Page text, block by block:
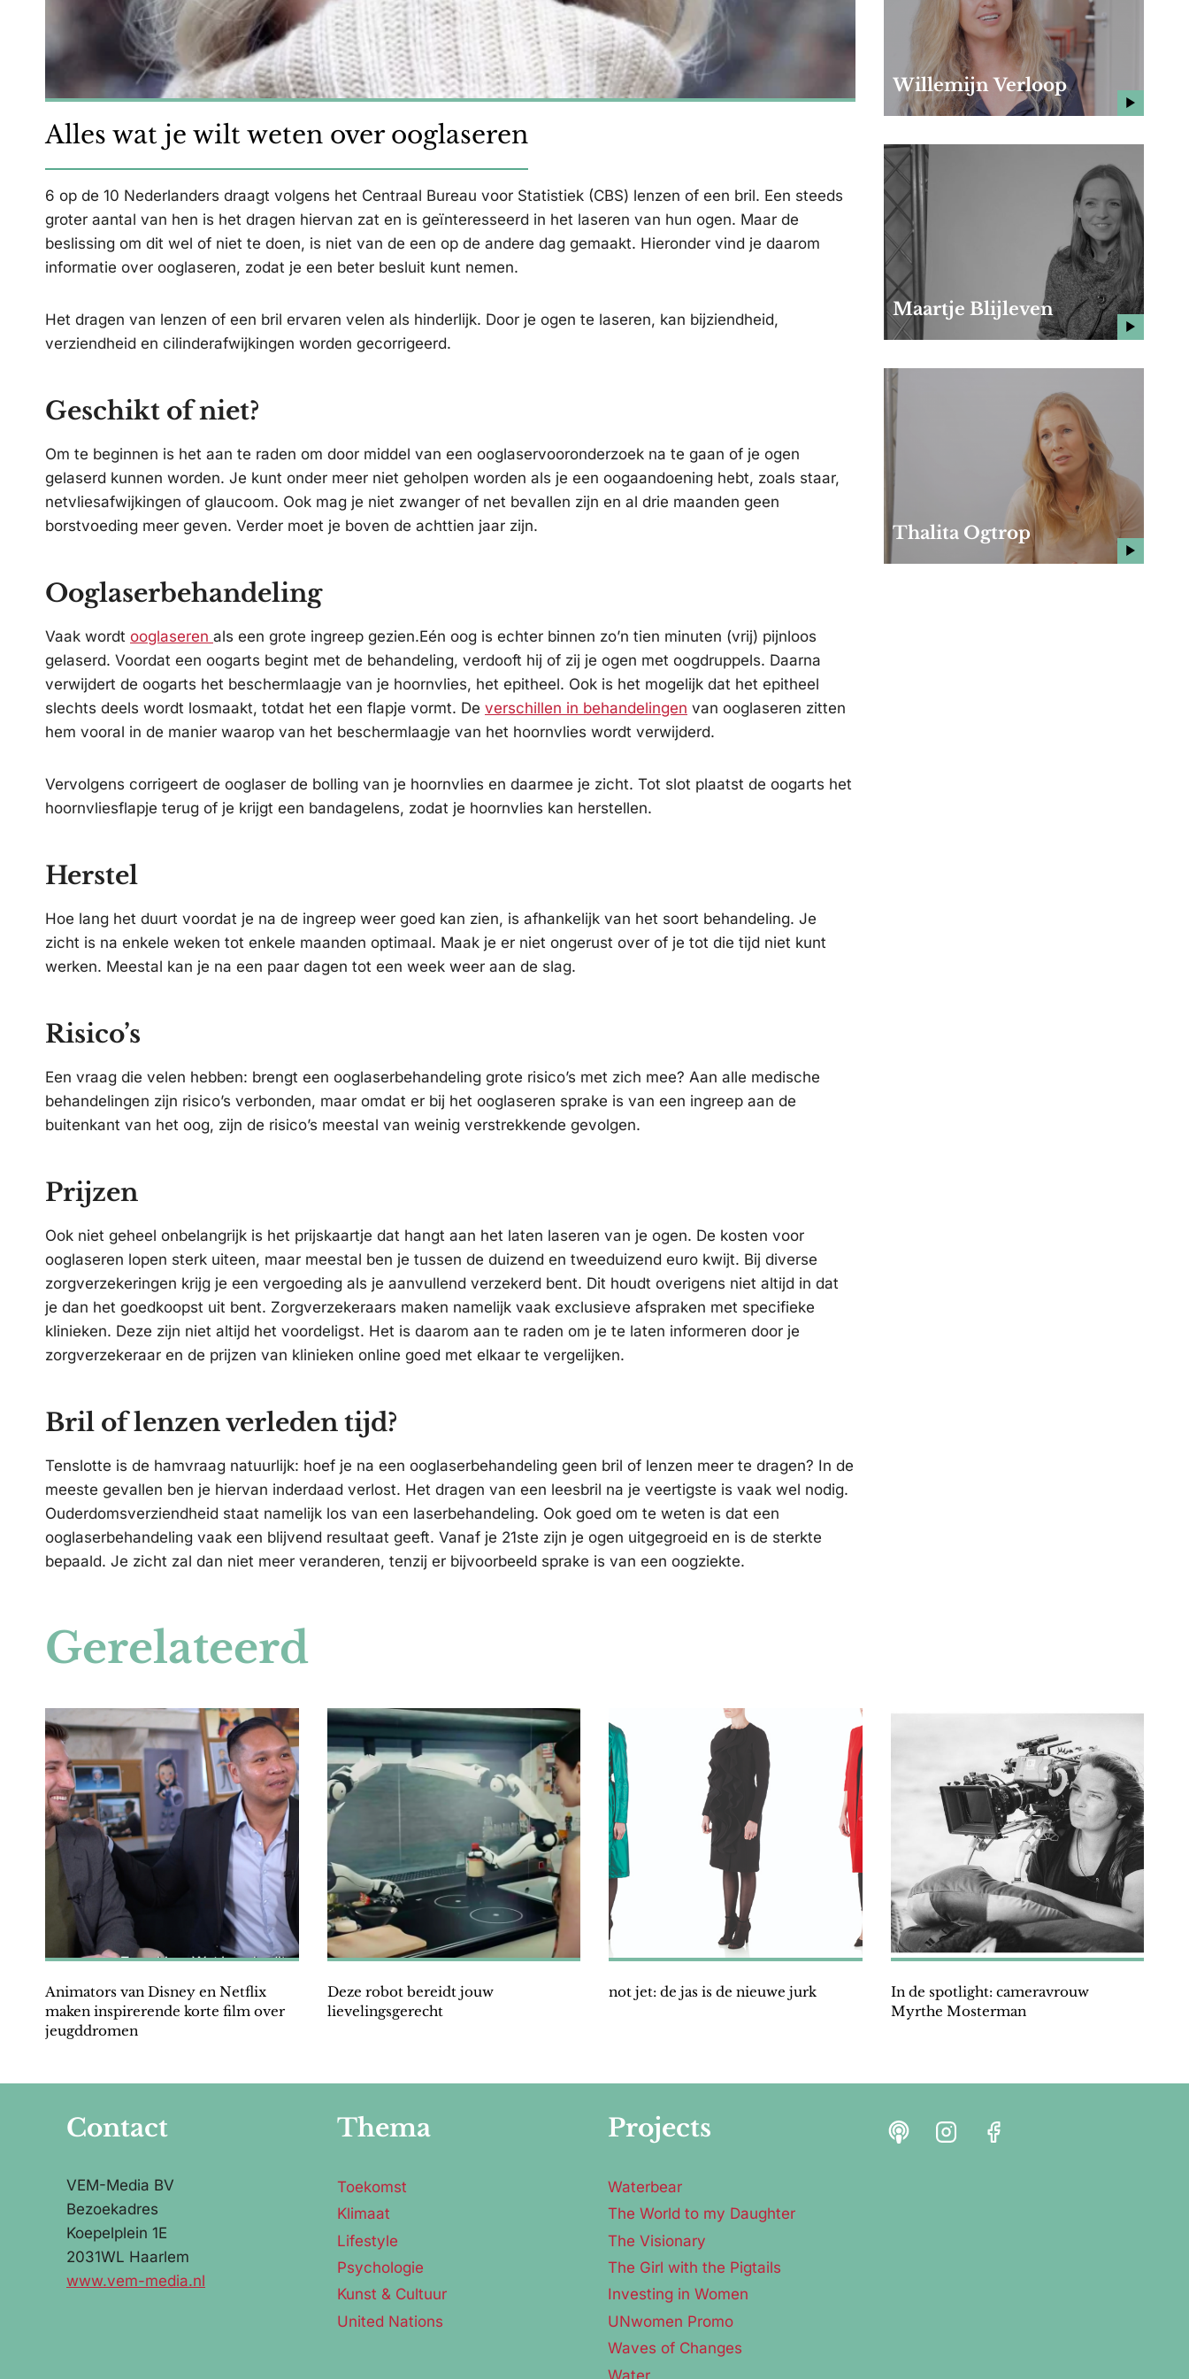
Alles wat je wilt weten over ooglaseren
6 op de 10 Nederlanders draagt volgens het Centraal Bureau voor Statistiek (CBS) lenzen of een bril. Een steeds
groter aantal van hen is het dragen hiervan zat en is geïnteresseerd in het laseren van hun ogen. Maar de
beslissing om dit wel of niet te doen, is niet van de een op de andere dag gemaakt. Hieronder vind je daarom
informatie over ooglaseren, zodat je een beter besluit kunt nemen.
Het dragen van lenzen of een bril ervaren velen als hinderlijk. Door je ogen te laseren, kan bijziendheid,
verziendheid en cilinderafwijkingen worden gecorrigeerd.
Geschikt of niet?
Om te beginnen is het aan te raden om door middel van een ooglaservooronderzoek na te gaan of je ogen
gelaserd kunnen worden. Je kunt onder meer niet geholpen worden als je een oogaandoening hebt, zoals staar,
netvliesafwijkingen of glaucoom. Ook mag je niet zwanger of net bevallen zijn en al drie maanden geen
borstvoeding meer geven. Verder moet je boven de achttien jaar zijn.
Ooglaserbehandeling
Vaak wordt ooglaseren als een grote ingreep gezien.Eén oog is echter binnen zo’n tien minuten (vrij) pijnloos
gelaserd. Voordat een oogarts begint met de behandeling, verdooft hij of zij je ogen met oogdruppels. Daarna
verwijdert de oogarts het beschermlaagje van je hoornvlies, het epitheel. Ook is het mogelijk dat het epitheel
slechts deels wordt losmaakt, totdat het een flapje vormt. De verschillen in behandelingen van ooglaseren zitten
hem vooral in de manier waarop van het beschermlaagje van het hoornvlies wordt verwijderd.
Vervolgens corrigeert de ooglaser de bolling van je hoornvlies en daarmee je zicht. Tot slot plaatst de oogarts het
hoornvliesflapje terug of je krijgt een bandagelens, zodat je hoornvlies kan herstellen.
Herstel
Hoe lang het duurt voordat je na de ingreep weer goed kan zien, is afhankelijk van het soort behandeling. Je
zicht is na enkele weken tot enkele maanden optimaal. Maak je er niet ongerust over of je tot die tijd niet kunt
werken. Meestal kan je na een paar dagen tot een week weer aan de slag.
Risico’s
Een vraag die velen hebben: brengt een ooglaserbehandeling grote risico’s met zich mee? Aan alle medische
behandelingen zijn risico’s verbonden, maar omdat er bij het ooglaseren sprake is van een ingreep aan de
buitenkant van het oog, zijn de risico’s meestal van weinig verstrekkende gevolgen.
Prijzen
Ook niet geheel onbelangrijk is het prijskaartje dat hangt aan het laten laseren van je ogen. De kosten voor
ooglaseren lopen sterk uiteen, maar meestal ben je tussen de duizend en tweeduizend euro kwijt. Bij diverse
zorgverzekeringen krijg je een vergoeding als je aanvullend verzekerd bent. Dit houdt overigens niet altijd in dat
je dan het goedkoopst uit bent. Zorgverzekeraars maken namelijk vaak exclusieve afspraken met specifieke
klinieken. Deze zijn niet altijd het voordeligst. Het is daarom aan te raden om je te laten informeren door je
zorgverzekeraar en de prijzen van klinieken online goed met elkaar te vergelijken.
Bril of lenzen verleden tijd?
Tenslotte is de hamvraag natuurlijk: hoef je na een ooglaserbehandeling geen bril of lenzen meer te dragen? In de
meeste gevallen ben je hiervan inderdaad verlost. Het dragen van een leesbril na je veertigste is vaak wel nodig.
Ouderdomsverziendheid staat namelijk los van een laserbehandeling. Ook goed om te weten is dat een
ooglaserbehandeling vaak een blijvend resultaat geeft. Vanaf je 21ste zijn je ogen uitgegroeid en is de sterkte
bepaald. Je zicht zal dan niet meer veranderen, tenzij er bijvoorbeeld sprake is van een oogziekte.
Willemijn Verloop
Maartje Blijleven
Thalita Ogtrop
Gerelateerd
Animators van Disney en Netflix
maken inspirerende korte film over
jeugddromen
Deze robot bereidt jouw
lievelingsgerecht
not jet: de jas is de nieuwe jurk
In de spotlight: cameravrouw
Myrthe Mosterman
Contact
VEM-Media BV
Bezoekadres
Koepelplein 1E
2031WL Haarlem
www.vem-media.nl
Thema
Toekomst
Klimaat
Lifestyle
Psychologie
Kunst & Cultuur
United Nations
Projects
Waterbear
The World to my Daughter
The Visionary
The Girl with the Pigtails
Investing in Women
UNwomen Promo
Waves of Changes
Water